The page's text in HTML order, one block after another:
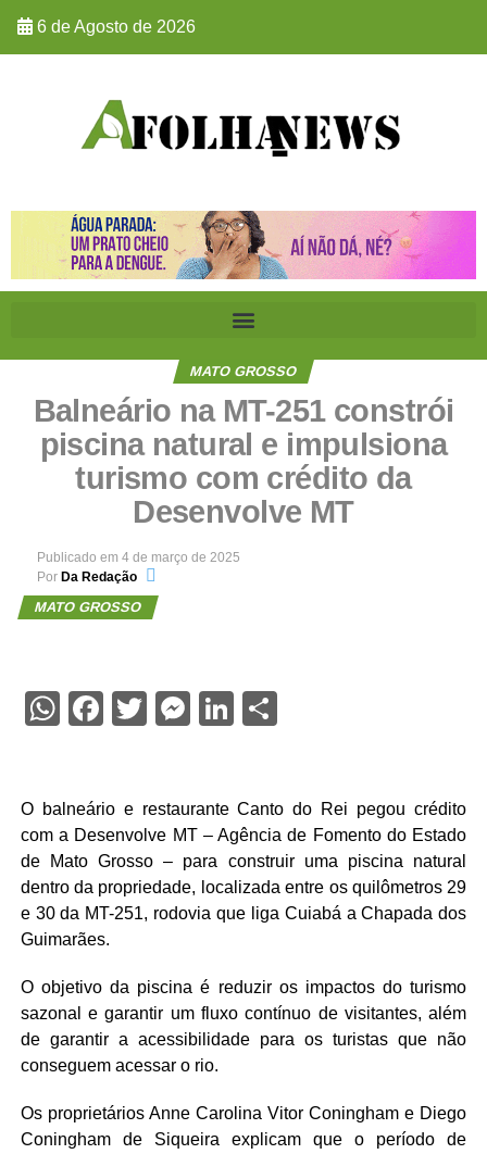
6 de Agosto de 2026
MATO GROSSO
Balneário na MT-251 constrói
piscina natural e impulsiona
turismo com crédito da
Desenvolve MT
Publicado em 4 de março de 2025
Por Da Redação
MATO GROSSO
WhatsApp
Facebook
Twitter
Messenger
LinkedIn
Share
O balneário e restaurante Canto do Rei pegou crédito
com a Desenvolve MT – Agência de Fomento do Estado
de Mato Grosso – para construir uma piscina natural
dentro da propriedade, localizada entre os quilômetros 29
e 30 da MT-251, rodovia que liga Cuiabá a Chapada dos
Guimarães.
O objetivo da piscina é reduzir os impactos do turismo
sazonal e garantir um fluxo contínuo de visitantes, além
de garantir a acessibilidade para os turistas que não
conseguem acessar o rio.
Os proprietários Anne Carolina Vitor Coningham e Diego
Coningham de Siqueira explicam que o período de